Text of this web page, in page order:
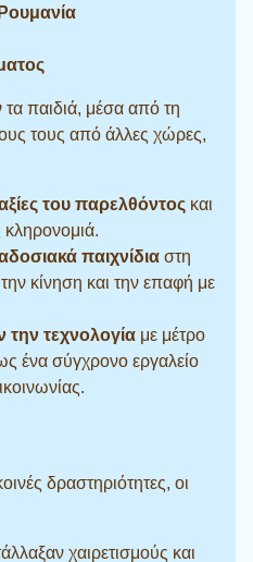
Ρουμανία
παιδιά, μέσα από τη
τους από άλλες χώρες,
του παρελθόντος και
κληρονομιά.
παιχνίδια στη
κίνηση και την επαφή με
τεχνολογία με μέτρο
ένα σύγχρονο εργαλείο
δραστηριότητες, οι
χαιρετισμούς και